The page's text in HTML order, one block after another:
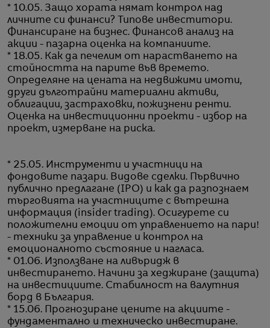
* 10.05. Защо хората нямат контрол над
личните си финанси? Типове инвеститори.
Финансиране на бизнес. Финансов анализ на
акции - пазарна оценка на компаниите.
* 18.05. Как да печелим от нарастването на
стойността на парите във времето.
Определяне на цената на недвижими имоти,
други дълготрайни материални активи,
облигации, застраховки, пожизнени ренти.
Оценка на инвестиционни проекти - избор на
проект, измерване на риска.
* 25.05. Инструменти и участници на
фондовите пазари. Видове сделки. Първично
публично предлагане (IPO) и как да разпознаем
търговията на участниците с вътрешна
информация (insider trading). Осигурете си
положителни емоции от управлението на пари!
- техники за управление и контрол на
емоционалното състояние и нагласа.
* 01.06. Използване на ливъридж в
инвестирането. Начини за хеджиране (защита)
на инвестициите. Стабилност на валутния
борд в България.
* 15.06. Прогнозиране цените на акциите -
фундаментално и техническо инвестиране.